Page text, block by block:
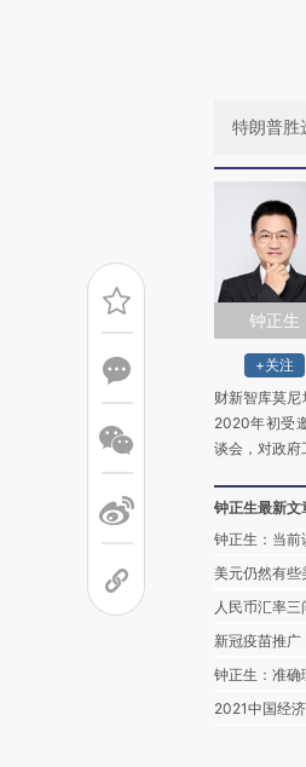
特朗普胜
钟正生
+关注
财新智库莫尼
2020年初受
谈会，对政府
钟正生最新文
钟正生：当前
美元仍然有些
人民币汇率
新冠疫苗推广
钟正生：准确
2021中国经